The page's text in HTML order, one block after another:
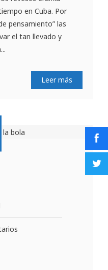
en Cuba. Por
pensamiento” las
el tan llevado y
Leer más